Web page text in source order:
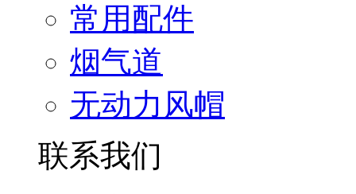
常用配件
烟气道
无动力风帽
联系我们